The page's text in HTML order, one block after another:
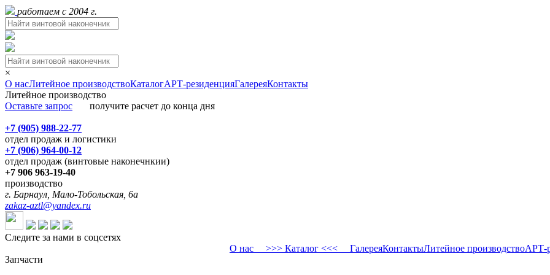
работаем с 2004 г.
×
О насЛитейное производствоКаталогАРТ-резиденцияГалереяКонтакты
Литейное производство
Оставьте запрос получите расчет до конца дня
+7 (905) 988-22-77
отдел продаж и логистики
+7 (906) 964-00-12
отдел продаж (винтовые наконечнкии)
+7 906 963-19-40
производство
г. Барнаул, Мало-Тобольская, 6а
zakaz-aztl@yandex.ru
Следите за нами в соцсетях
О нас >>> Каталог <<< ГалереяКонтактыЛитейное производствоАРТ-
Запчасти